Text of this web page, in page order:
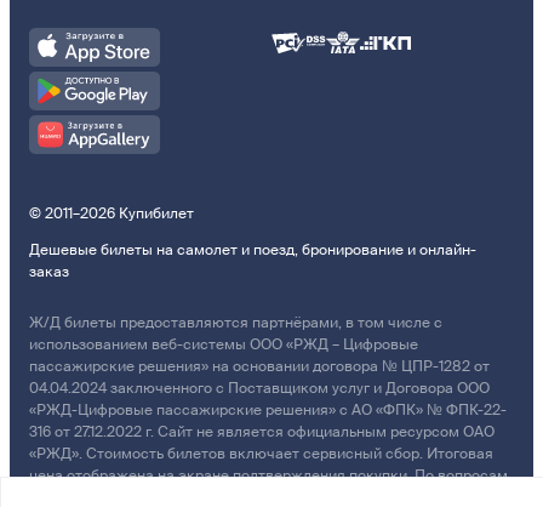
© 2011–2026 Купибилет
Дешевые билеты на самолет и поезд, бронирование и онлайн-
заказ
Ж/Д билеты предоставляются партнёрами, в том числе с
использованием веб-системы ООО «РЖД – Цифровые
пассажирские решения» на основании договора № ЦПР-1282 от
04.04.2024 заключенного с Поставщиком услуг и Договора ООО
«РЖД-Цифровые пассажирские решения» с АО «ФПК» № ФПК-22-
316 от 27.12.2022 г. Сайт не является официальным ресурсом ОАО
«РЖД». Стоимость билетов включает сервисный сбор. Итоговая
цена отображена на экране подтверждения покупки. По вопросам